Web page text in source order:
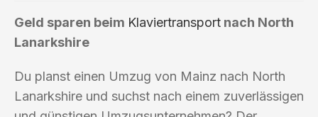
Geld sparen beim Klaviertransport nach North
Lanarkshire
Du planst einen Umzug von Mainz nach North
Lanarkshire und suchst nach einem zuverlässigen